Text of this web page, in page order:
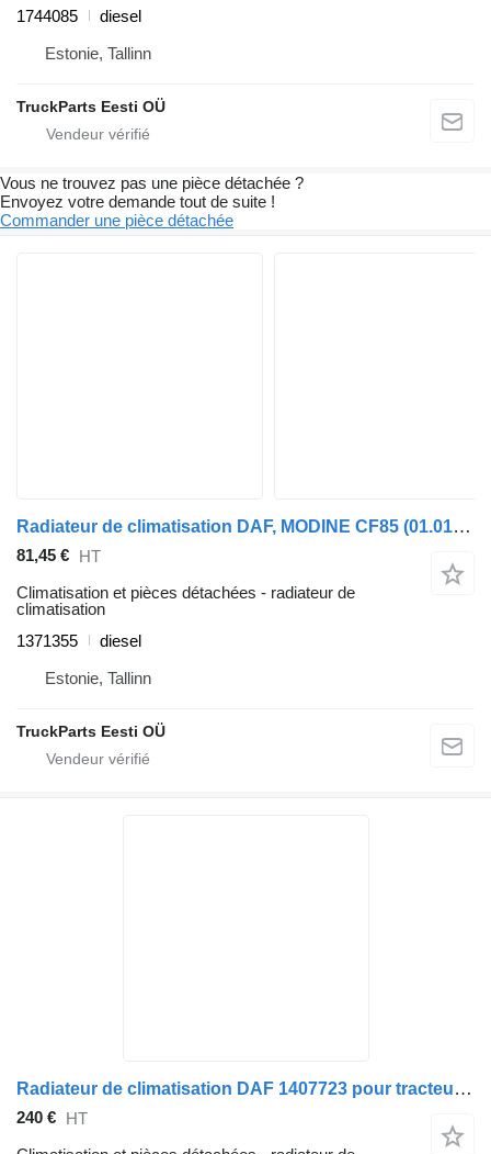
1744085
diesel
Estonie, Tallinn
TruckParts Eesti OÜ
Vous ne trouvez pas une pièce détachée ?
Envoyez votre demande tout de suite !
Commander une pièce détachée
Radiateur de climatisation DAF, MODINE CF85 (01.01-) 1371355 pour tracteur routier DAF LF45, LF55, LF180, CF65, CF75, CF85 (2001-)
81,45 € HT
Climatisation et pièces détachées - radiateur de
climatisation
1371355
diesel
Estonie, Tallinn
TruckParts Eesti OÜ
Radiateur de climatisation DAF 1407723 pour tracteur routier DAF cf 65
240 € HT